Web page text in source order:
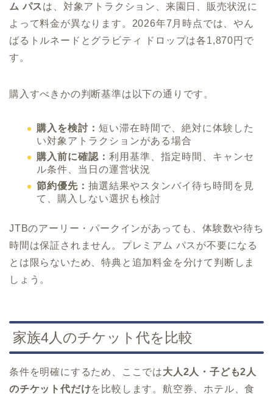
ム パスは、対象アトラクション、来園日、販売状況に
よって料金が異なります。2026年7月時点では、やん
ばるトルネードとグラビティ ドロップは各1,870円で
す。
購入すべきかの判断基準は以下の通りです。
購入を検討： 短い滞在時間で、絶対に体験した
い対象アトラクションがある場合
購入前に確認： 利用基準、指定時間、キャンセ
ル条件、当日の運営状況
節約優先： 抽選結果やスタンバイ待ち時間を見
て、購入しない選択も検討
JTBのアーリー・パークインがあっても、体験数や待ち
時間は保証されません。プレミアム パスが不要になる
とは限らないため、特典と追加料金を分けて判断しま
しょう。
家族4人のチケット代を比較
条件を明確にするため、ここでは大人2人・子ども2人
のチケット代だけを比較します。航空券、ホテル、食